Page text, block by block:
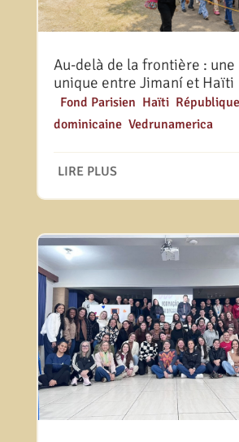
Au-delà de la frontière : une
unique entre Jimaní et Haïti
Fond Parisien Haïti, République
dominicaine, Vedrunamerica
LIRE PLUS